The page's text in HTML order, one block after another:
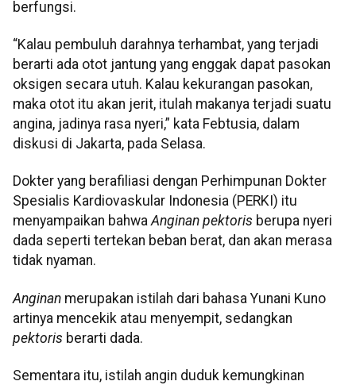
berfungsi.
“Kalau pembuluh darahnya terhambat, yang terjadi
berarti ada otot jantung yang enggak dapat pasokan
oksigen secara utuh. Kalau kekurangan pasokan,
maka otot itu akan jerit, itulah makanya terjadi suatu
angina, jadinya rasa nyeri,” kata Febtusia, dalam
diskusi di Jakarta, pada Selasa.
Dokter yang berafiliasi dengan Perhimpunan Dokter
Spesialis Kardiovaskular Indonesia (PERKI) itu
menyampaikan bahwaAnginan pektoris berupa nyeri
dada seperti tertekan beban berat, dan akan merasa
tidak nyaman.
Anginan merupakan istilah dari bahasa Yunani Kuno
artinya mencekik atau menyempit, sedangkan
pektoris berarti dada.
Sementara itu, istilah angin duduk kemungkinan